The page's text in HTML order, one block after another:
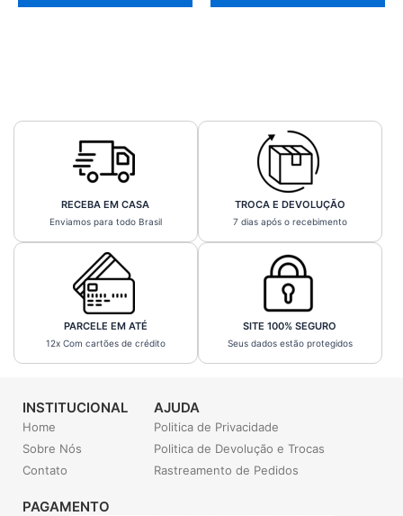
RECEBA EM CASA
Enviamos para todo Brasil
TROCA E DEVOLUÇÃO
7 dias após o recebimento
PARCELE EM ATÉ
12x Com cartões de crédito
SITE 100% SEGURO
Seus dados estão protegidos
INSTITUCIONAL
Home
Sobre Nós
Contato
AJUDA
Politica de Privacidade
Politica de Devolução e Trocas
Rastreamento de Pedidos
PAGAMENTO